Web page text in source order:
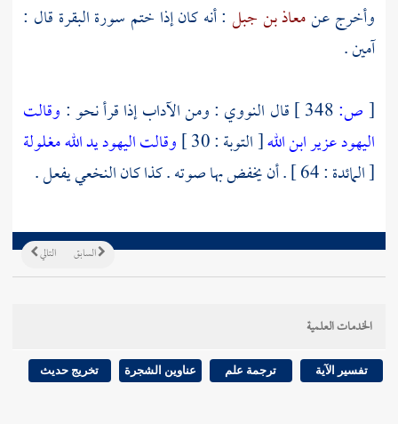
وأخرج عنمعاذ بن جبل : أنه كان إذا ختم سورة البقرة قال :
آمين .
[ص: قال النووي : ومن الآداب إذا قرأ نحو : وقالت
اليهود عزير ابن الله[ التوبة : 30 ]
وقالت اليهود يد الله مغلولة
[ المائدة : 64 ] . أن يخفض بها صوته . كذا كان
النخعييفعل .
التالي السابق
الخدمات العلمية
تفسير الآية ترجمة علم عناوين الشجرة تخريج حديث